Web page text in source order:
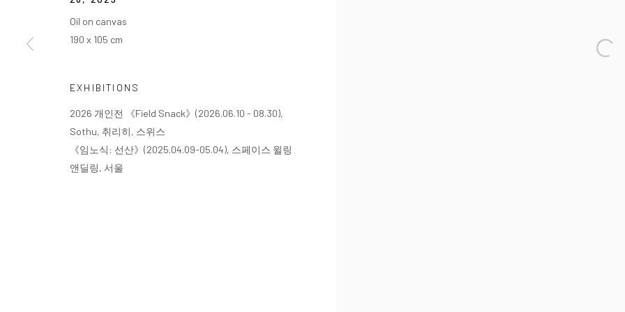
Oil on canvas
190 x 105 cm
EXHIBITIONS
2026 개인전 《Field Snack》(2026.06.10 - 08.30),
Sothu, 취리히, 스위스
《임노식: 선산》(2025.04.09-05.04), 스페이스 윌링
앤딜링, 서울